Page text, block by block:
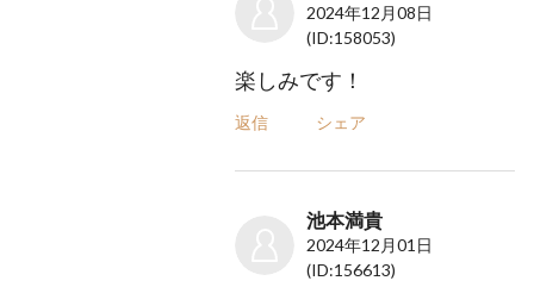
2024年12月08日
(ID:158053)
楽しみです！
返信 シェア
池本満貴
2024年12月01日
(ID:156613)